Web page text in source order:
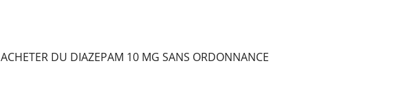
ACHETER DU DIAZEPAM 10 MG SANS ORDONNANCE